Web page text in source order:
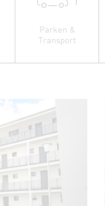
Parken &
Transport